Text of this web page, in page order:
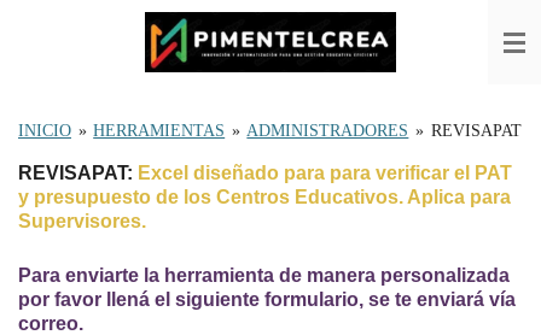
INICIO » HERRAMIENTAS » ADMINISTRADORES » REVISAPAT
REVISAPAT: Excel diseñado para para verificar el PAT
y presupuesto de los Centros Educativos. Aplica para
Supervisores.
Para enviarte la herramienta de manera personalizada
por favor llená el siguiente formulario, se te enviará vía
correo.